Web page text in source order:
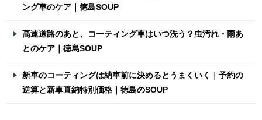
ング車のケア｜徳島SOUP
高速道路のあと、コーティング車はいつ洗う？虫汚れ・雨あ
とのケア｜徳島SOUP
新車のコーティングは納車前に決めるとうまくいく｜予約の
逆算と新車直納特別価格｜徳島のSOUP